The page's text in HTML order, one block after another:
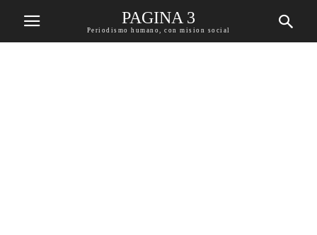
PAGINA 3
Periodismo humano, con mision social